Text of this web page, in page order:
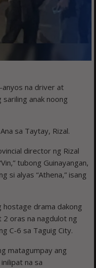
anyos na driver at
anak noong
sa Taytay, Rizal.
director ng Rizal
tubong Guinayangan,
si alyas “Athena,” isang
hostage drama dakong
2 oras na nagdulot ng
C-6 sa Taguig City.
matagumpay ang
na sa